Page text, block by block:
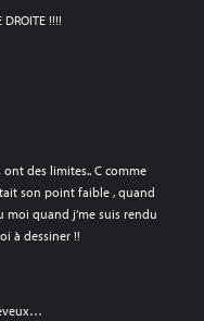
!!!!
des limites.. C comme
son point faible , quand
moi quand j’me suis rendu
à dessiner !!